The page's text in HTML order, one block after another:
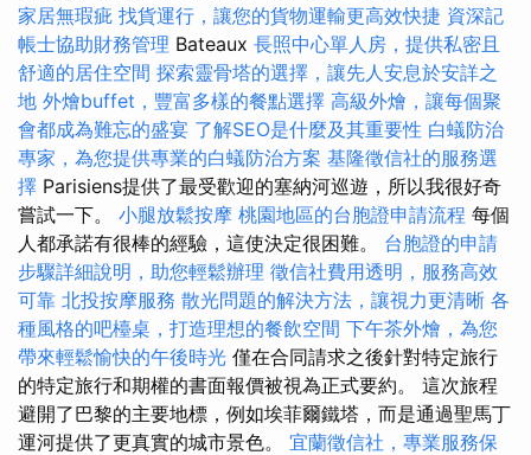
家居無瑕疵 找貨運行，讓您的貨物運輸更高效快捷 資深記
帳士協助財務管理 Bateaux 長照中心單人房，提供私密且
舒適的居住空間 探索靈骨塔的選擇，讓先人安息於安詳之
地 外燴buffet，豐富多樣的餐點選擇 高級外燴，讓每個聚
會都成為難忘的盛宴 了解SEO是什麼及其重要性 白蟻防治
專家，為您提供專業的白蟻防治方案 基隆徵信社的服務選
擇 Parisiens提供了最受歡迎的塞納河巡遊，所以我很好奇
嘗試一下。 小腿放鬆按摩 桃園地區的台胞證申請流程 每個
人都承諾有很棒的經驗，這使決定很困難。 台胞證的申請
步驟詳細說明，助您輕鬆辦理 徵信社費用透明，服務高效
可靠 北投按摩服務 散光問題的解決方法，讓視力更清晰 各
種風格的吧檯桌，打造理想的餐飲空間 下午茶外燴，為您
帶來輕鬆愉快的午後時光 僅在合同請求之後針對特定旅行
的特定旅行和期權的書面報價被視為正式要約。 這次旅程
避開了巴黎的主要地標，例如埃菲爾鐵塔，而是通過聖馬丁
運河提供了更真實的城市景色。 宜蘭徵信社，專業服務保